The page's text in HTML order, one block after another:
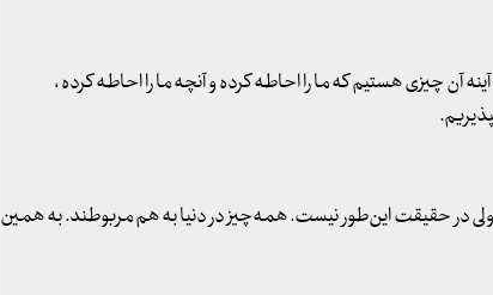
آن چیزی هستیم که ما را احاطه کرده و آنچه ما را احاطه کرده ،
ولی در حقیقت این‌طور نیست. همه‌چیز در دنیا به هم مربوطند. به همین